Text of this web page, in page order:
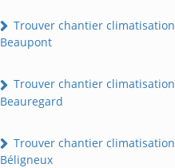
Trouver chantier climatisation
Beaupont
Trouver chantier climatisation
Beauregard
Trouver chantier climatisation
Béligneux